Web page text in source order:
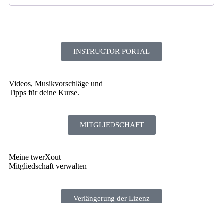
INSTRUCTOR PORTAL
Videos, Musikvorschläge und
Tipps für deine Kurse.
MITGLIEDSCHAFT
Meine twerXout
Mitgliedschaft verwalten
Verlängerung der Lizenz